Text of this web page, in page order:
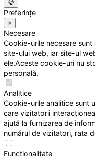
🍪
Preferințe
×
Necesare
Cookie-urile necesare
site-ului web, iar site-ul
ele.Aceste cookie-uri nu
personală.
Analitice
Cookie-urile analitice sunt
care vizitatorii
ajută la furnizarea de
numărul de vizitatori, rata
Funcționalitate